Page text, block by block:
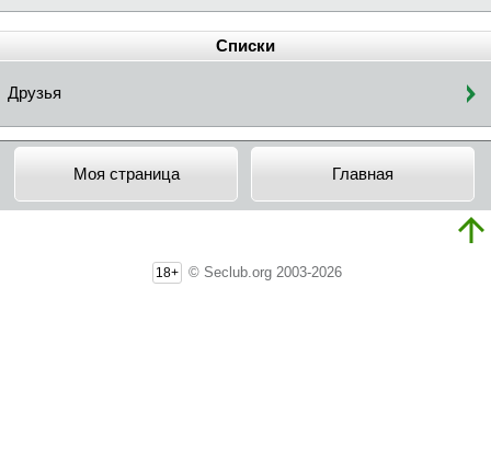
Списки
Друзья
Моя страница Главная
18+ © Seclub.org 2003-2026